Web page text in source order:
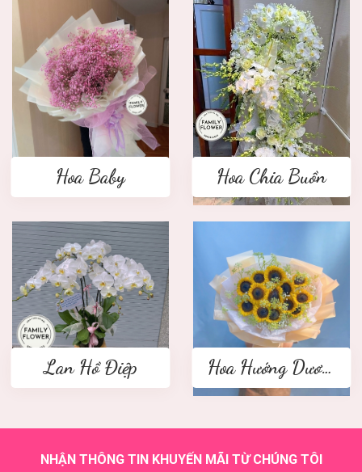
Hoa Baby Hoa Chia Buồn
Lan Hồ Điệp Hoa Hướng Dương
NHẬN THÔNG TIN KHUYẾN MÃI TỪ CHÚNG TÔI